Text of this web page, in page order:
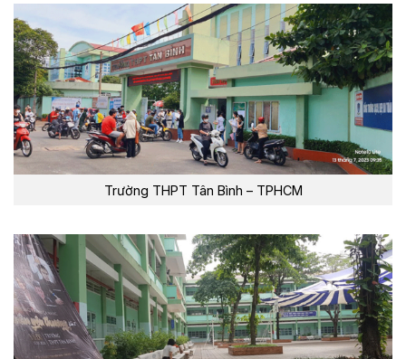
Trường THPT Tân Bình – TPHCM